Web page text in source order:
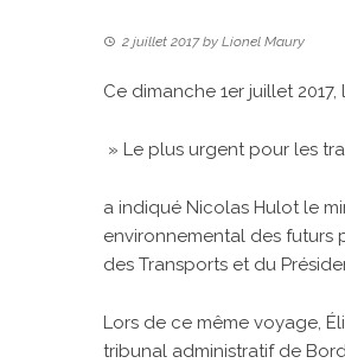
2 juillet 2017by Lionel Maury
Ce dimanche 1er juillet
» Le plus urgent pour les
a indiqué Nicolas Hulot le
environnemental des futurs
des Transports et du
Lors de ce même voyage,
tribunal administratif de